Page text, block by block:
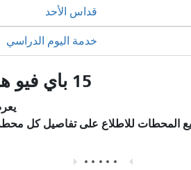
قداس الأحد
خدمة اليوم الدراسي
15 باي فيو هانترز بوينت إكسبريس: الجداول الزمنية
المحطات للاطلاع على تفاصيل كل